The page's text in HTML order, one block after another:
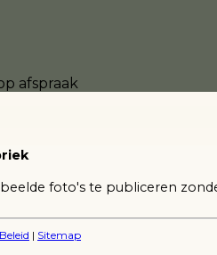
afspraak
foto's te publiceren
| Sitemap